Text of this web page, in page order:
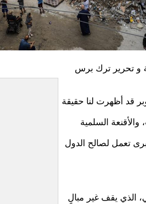
و تحرير ترك برس
التي بدأت في غزة في 7 أكتوبر قد أظهرت لنا حقيقة
السلمية
تعمل لصالح الدول
الذي يقف غير مبالٍ